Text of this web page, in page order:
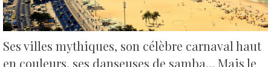
Ses villes mythiques, son célèbre carnaval haut
en couleurs, ses danseuses de samba… Mais le